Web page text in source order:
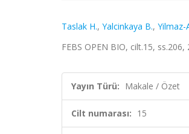
Taslak H., Yalcinkaya B., Yilmaz-
FEBS OPEN BIO, cilt.15, ss.206,
Yayın Türü: Makale / Özet
Cilt numarası: 15